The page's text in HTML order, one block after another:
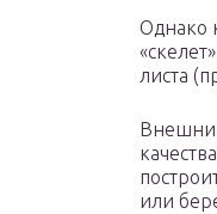
Однако
листа
или